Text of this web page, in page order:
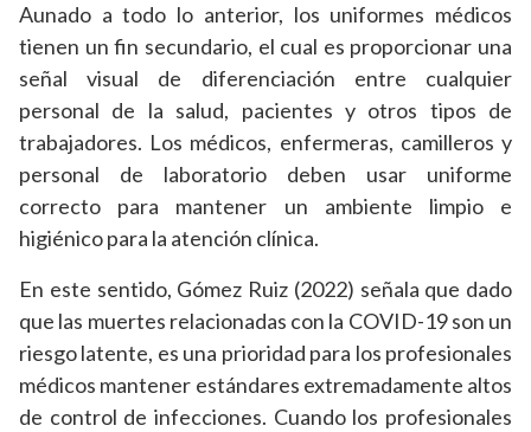
Aunado a todo lo anterior, los uniformes médicos
tienen un fin secundario, el cual es proporcionar una
señal visual de diferenciación entre cualquier
personal de la salud, pacientes y otros tipos de
trabajadores. Los médicos, enfermeras, camilleros y
personal de laboratorio deben usar uniforme
correcto para mantener un ambiente limpio e
higiénico para la atención clínica.
En este sentido, Gómez Ruiz (2022) señala que dado
que las muertes relacionadas con la COVID-19 son un
riesgo latente, es una prioridad para los profesionales
médicos mantener estándares extremadamente altos
de control de infecciones. Cuando los profesionales